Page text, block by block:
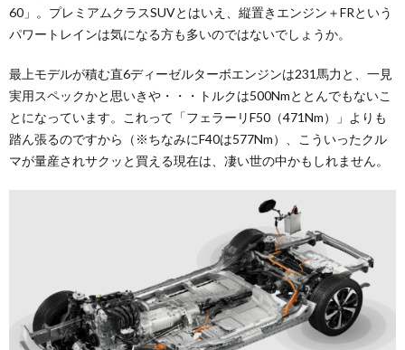
60」。プレミアムクラスSUVとはいえ、縦置きエンジン＋FRという
パワートレインは気になる方も多いのではないでしょうか。
最上モデルが積む直6ディーゼルターボエンジンは231馬力と、一見
実用スペックかと思いきや・・・トルクは500Nmととんでもないこ
とになっています。これって「フェラーリF50（471Nm）」よりも
踏ん張るのですから（※ちなみにF40は577Nm）、こういったクル
マが量産されサクッと買える現在は、凄い世の中かもしれません。